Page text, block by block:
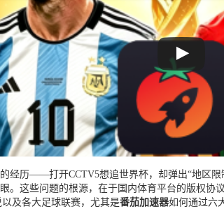
经历——打开CCTV5想追世界杯，却弹出“地区限
。这些问题的根源，在于国内体育平台的版权协
及各大足球联赛，尤其是番茄加速器如何通过六